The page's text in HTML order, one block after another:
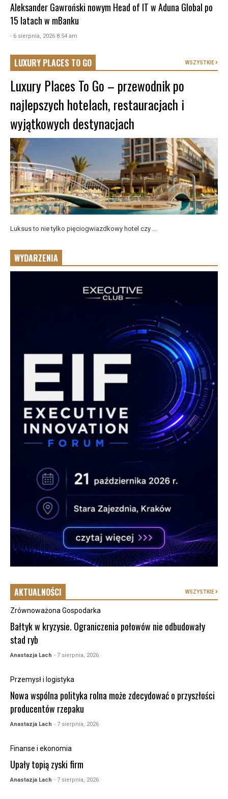
Aleksander Gawroński nowym Head of IT w Aduna Global po
15 latach w mBanku
- 6 sierpnia, 2026 8:54 am
LUXURY PLACES TO GO WSZYSTKIE
Luxury Places To Go – przewodnik po
najlepszych hotelach, restauracjach i
wyjątkowych destynacjach
Luksus to nie tylko pięciogwiazdkowy hotel czy ...
WYDARZENIA
AKTUALNOŚCI WSZYSTKIE
Zrównoważona Gospodarka
Bałtyk w kryzysie. Ograniczenia połowów nie odbudowały
stad ryb
Anastazja Lach - 7 sierpnia, 2026
Przemysł i logistyka
Nowa wspólna polityka rolna może zdecydować o przyszłości
producentów rzepaku
Anastazja Lach - 7 sierpnia, 2026
Finanse i ekonomia
Upały topią zyski firm
Anastazja Lach - 7 sierpnia, 2026